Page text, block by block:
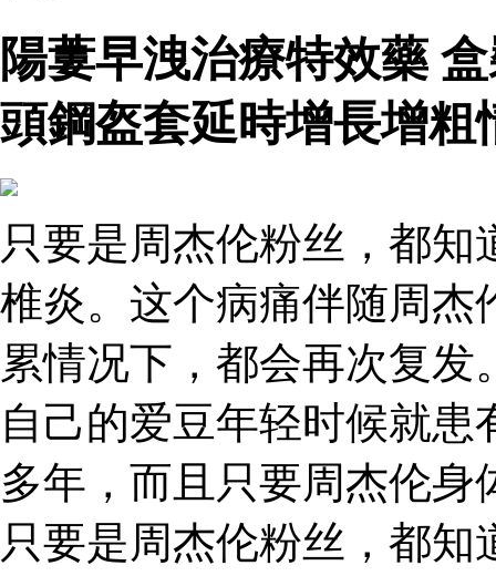
陽蔞早洩治療特效藥
頭鋼盔套延時增長增
只要是周杰伦粉丝，都
椎炎。这个病痛伴随周杰
累情况下，都会再次复
自己的爱豆年轻时候就
多年，而且只要周杰伦
只要是周杰伦粉丝，都